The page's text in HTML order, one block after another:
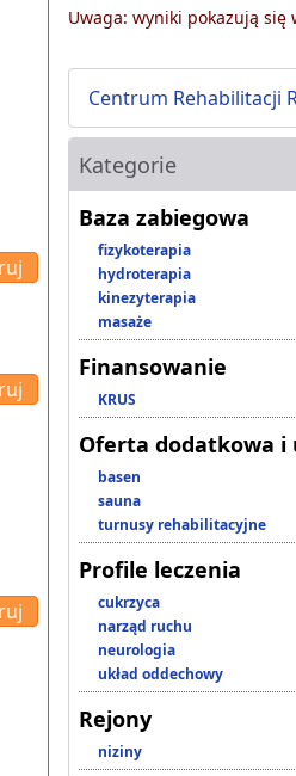
Uwaga: wyniki pokazują
Centrum Rehabilitacji
Kategorie
Baza zabiegowa
fizykoterapia
hydroterapia
kinezyterapia
masaże
Finansowanie
KRUS
Oferta dodatkowa i
basen
sauna
turnusy rehabilitacyjne
Profile leczenia
cukrzyca
narząd ruchu
neurologia
układ oddechowy
Rejony
niziny